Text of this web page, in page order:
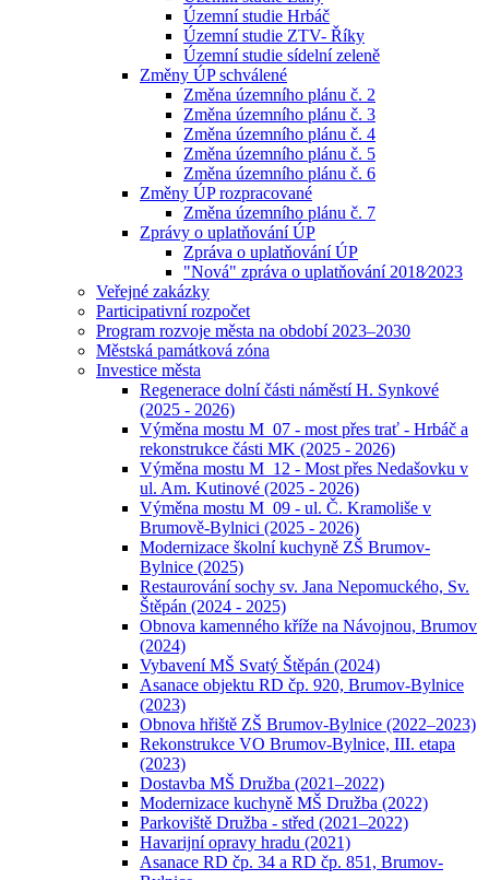
Územní studie Hrbáč
Územní studie ZTV- Říky
Územní studie sídelní zeleně
Změny ÚP schválené
Změna územního plánu č. 2
Změna územního plánu č. 3
Změna územního plánu č. 4
Změna územního plánu č. 5
Změna územního plánu č. 6
Změny ÚP rozpracované
Změna územního plánu č. 7
Zprávy o uplatňování ÚP
Zpráva o uplatňování ÚP
"Nová" zpráva o uplatňování 2018⁄2023
Veřejné zakázky
Participativní rozpočet
Program rozvoje města na období 2023–2030
Městská památková zóna
Investice města
Regenerace dolní části náměstí H. Synkové
(2025 - 2026)
Výměna mostu M_07 - most přes trať - Hrbáč a
rekonstrukce části MK (2025 - 2026)
Výměna mostu M_12 - Most přes Nedašovku v
ul. Am. Kutinové (2025 - 2026)
Výměna mostu M_09 - ul. Č. Kramoliše v
Brumově-Bylnici (2025 - 2026)
Modernizace školní kuchyně ZŠ Brumov-
Bylnice (2025)
Restaurování sochy sv. Jana Nepomuckého, Sv.
Štěpán (2024 - 2025)
Obnova kamenného kříže na Návojnou, Brumov
(2024)
Vybavení MŠ Svatý Štěpán (2024)
Asanace objektu RD čp. 920, Brumov-Bylnice
(2023)
Obnova hřiště ZŠ Brumov-Bylnice (2022–2023)
Rekonstrukce VO Brumov-Bylnice, III. etapa
(2023)
Dostavba MŠ Družba (2021–2022)
Modernizace kuchyně MŠ Družba (2022)
Parkoviště Družba - střed (2021–2022)
Havarijní opravy hradu (2021)
Asanace RD čp. 34 a RD čp. 851, Brumov-